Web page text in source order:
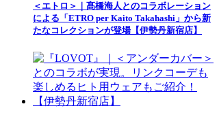
＜エトロ＞｜髙橋海人とのコラボレーション
による「ETRO per Kaito Takahashi」から新
たなコレクションが登場【伊勢丹新宿店】